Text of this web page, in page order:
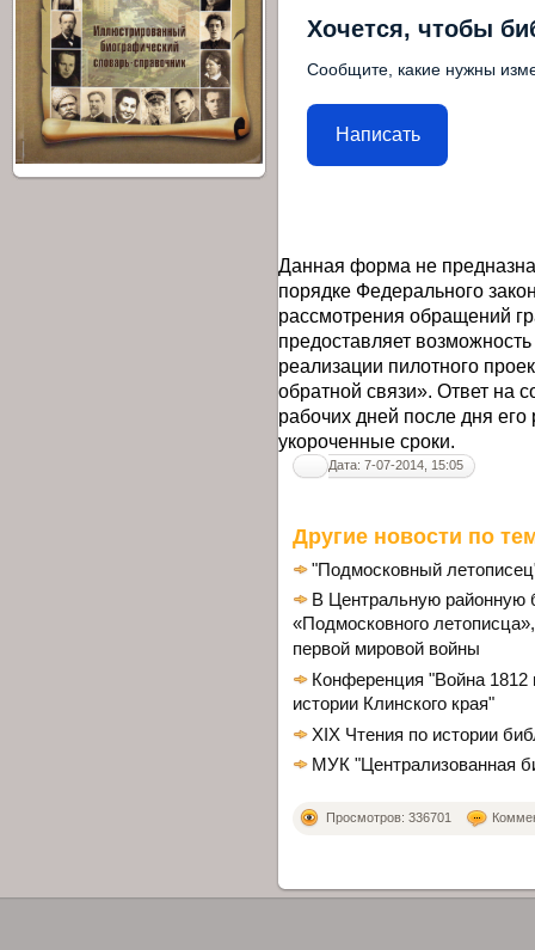
Хочется, чтобы
Сообщите, какие нужны
Написать
Данная форма не
порядке Федерального
рассмотрения обращений
предоставляет
реализации пилотного
обратной связи». Ответ на
рабочих дней после дня
укороченные сроки.
Дата: 7-07-2014, 15:05
Другие новости по
"Подмосковный
В Центральную районную
«Подмосковного
первой мировой войны
Конференция "Война 1812
истории Клинского края"
XIX Чтения по истории
МУК "Централизованная
Просмотров: 336701